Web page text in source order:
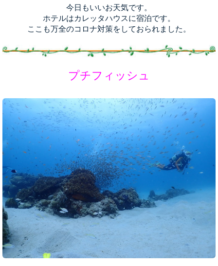
今日もいいお天気です。
ホテルはカレッタハウスに宿泊です。
ここも万全のコロナ対策をしておられました。
プチフィッシュ